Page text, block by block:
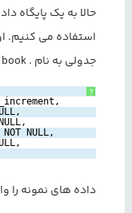
جدولی به نام . book
?
NULL,
NULL,
داده های نمونه را